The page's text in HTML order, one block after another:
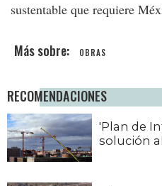
sustentable que requiere
OBRAS
RECOMENDACIONES
'Plan de
solución